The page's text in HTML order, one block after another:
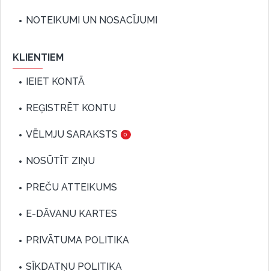
NOTEIKUMI UN NOSACĪJUMI
KLIENTIEM
IEIET KONTĀ
REĢISTRĒT KONTU
VĒLMJU SARAKSTS 0
NOSŪTĪT ZIŅU
PREČU ATTEIKUMS
E-DĀVANU KARTES
PRIVĀTUMA POLITIKA
SĪKDATŅU POLITIKA